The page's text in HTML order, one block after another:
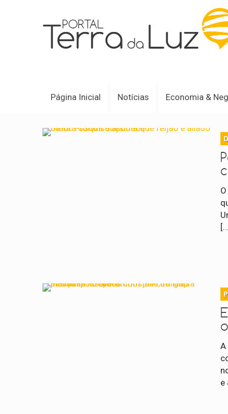
Página Inicial Notícias Economia &
A
e